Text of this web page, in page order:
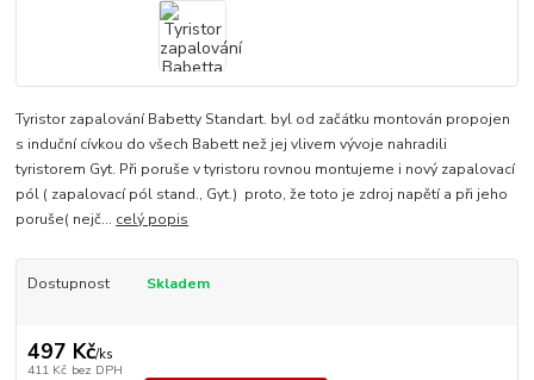
Tyristor zapalování Babetty Standart. byl od začátku montován propojen
s induční cívkou do všech Babett než jej vlivem vývoje nahradili
tyristorem Gyt. Při poruše v tyristoru rovnou montujeme i nový zapalovací
pól ( zapalovací pól stand., Gyt.) proto, že toto je zdroj napětí a při jeho
poruše( nejč... celý popis
Dostupnost Skladem
497 Kč/ks
411 Kč bez DPH